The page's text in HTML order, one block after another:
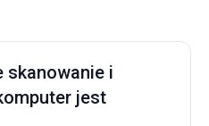
skanowanie i
jest